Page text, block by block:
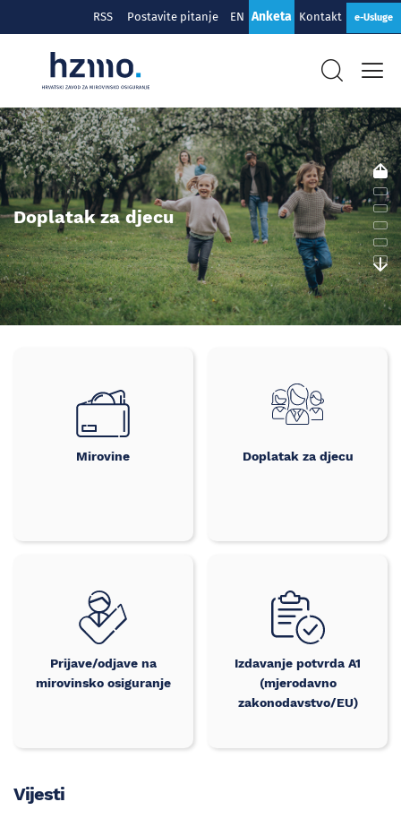
RSS Postavite pitanje EN Anketa Kontakt e-Usluge
Hrvatski
zavod
za
mirovinsko
osiguranje
Doplatak za djecu
izbornik
Mirovine Doplatak za djecu
Prijave/odjave na
mirovinsko osiguranje
Izdavanje potvrda A1
(mjerodavno
zakonodavstvo/EU)
Vijesti